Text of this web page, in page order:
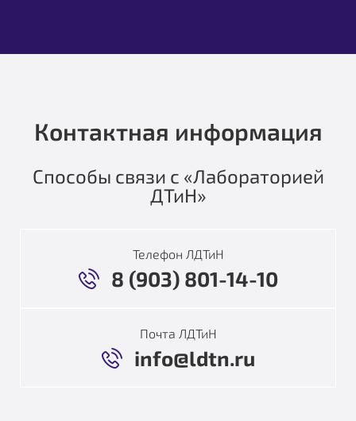
Контактная информация
Способы связи с «Лабораторией
ДТиН»
Телефон ЛДТиН
8 (903) 801-14-10
Почта ЛДТиН
info@ldtn.ru